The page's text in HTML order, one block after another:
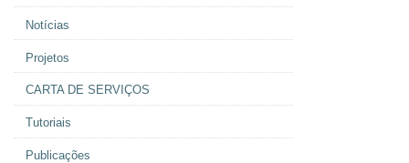
Notícias
Projetos
CARTA DE SERVIÇOS
Tutoriais
Publicações